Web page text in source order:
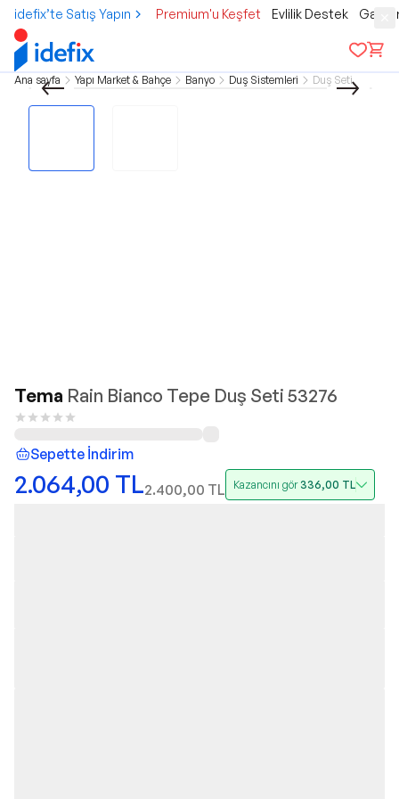
idefix’te Satış Yapın Premium'u Keşfet Evlilik Destek
Ana sayfa Yapı Market & Bahçe Banyo Duş Sistemleri Duş Seti
Tema Rain Bianco Tepe Duş Seti 53276
Sepette İndirim
2.064,00 TL2.400,00 TL Kazancını gör336,00 TL